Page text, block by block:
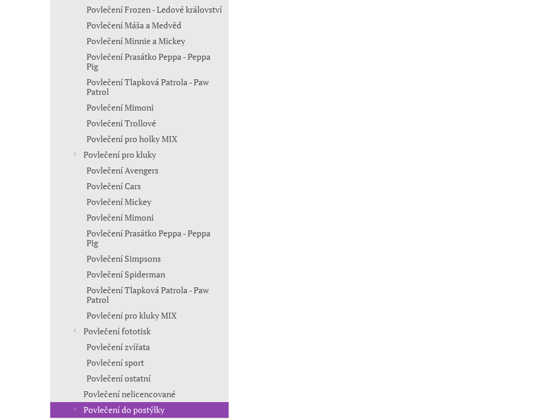
Povlečení Frozen - Ledové království
Povlečení Máša a Medvěd
Povlečení Minnie a Mickey
Povlečení Prasátko Peppa - Peppa
Pig
Povlečení Tlapková Patrola - Paw
Patrol
Povlečení Mimoni
Povlečení Trollové
Povlečení pro holky MIX
Povlečení pro kluky
Povlečení Avengers
Povlečení Cars
Povlečení Mickey
Povlečení Mimoni
Povlečení Prasátko Peppa - Peppa
Pig
Povlečení Simpsons
Povlečení Spiderman
Povlečení Tlapková Patrola - Paw
Patrol
Povlečení pro kluky MIX
Povlečení fototisk
Povlečení zvířata
Povlečení sport
Povlečení ostatní
Povlečení nelicencované
Povlečení do postýlky